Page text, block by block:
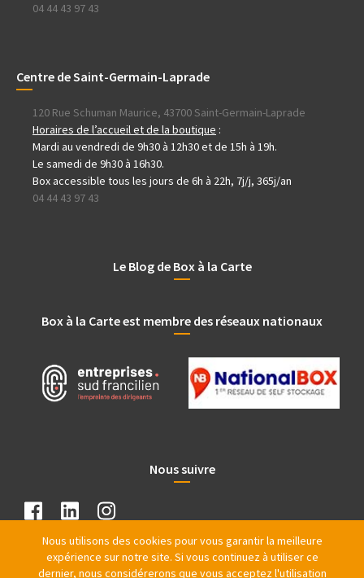
04 44 43 97 43
Centre de Saint-Germain-Laprade
120 Rue Schuman Maurice, 43700 Saint-Germain-Laprade
Horaires de l’accueil et de la boutique :
Mardi au vendredi de 9h30 à 12h30 et de 15h à 19h.
Le samedi de 9h30 à 16h30.
Box accessible tous les jours de 6h à 22h, 7j/j, 365j/an
04 44 43 97 43
Le Blog de Box à la Carte
Box à la Carte est membre des réseaux nationaux
Nous suivre
Nous utilisons des cookies pour vous garantir la meilleure
expérience sur notre site. Si vous continuez à utiliser ce
dernier, nous considérerons que vous acceptez l'utilisation